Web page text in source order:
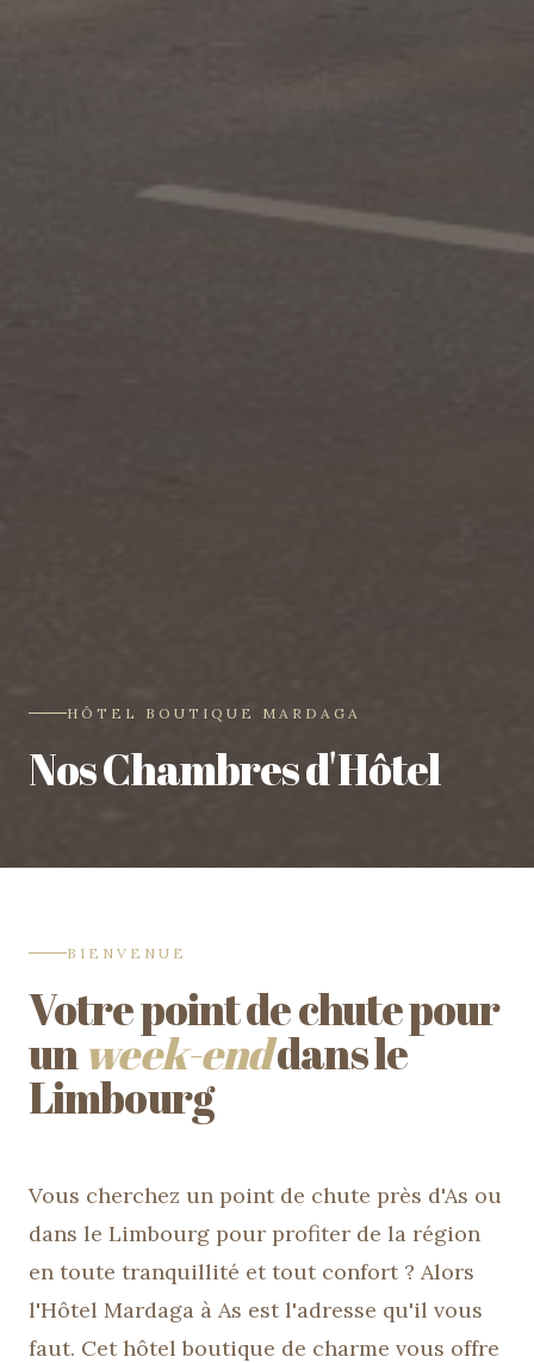
HÔTEL BOUTIQUE MARDAGA
Nos Chambres d'Hôtel
BIENVENUE
Votre point de chute pour
unweek-enddans le
Limbourg
Vous cherchez un point de chute près d'As ou
dans le Limbourg pour profiter de la région
en toute tranquillité et tout confort ? Alors
l'Hôtel Mardaga à As est l'adresse qu'il vous
faut. Cet hôtel boutique de charme vous offre